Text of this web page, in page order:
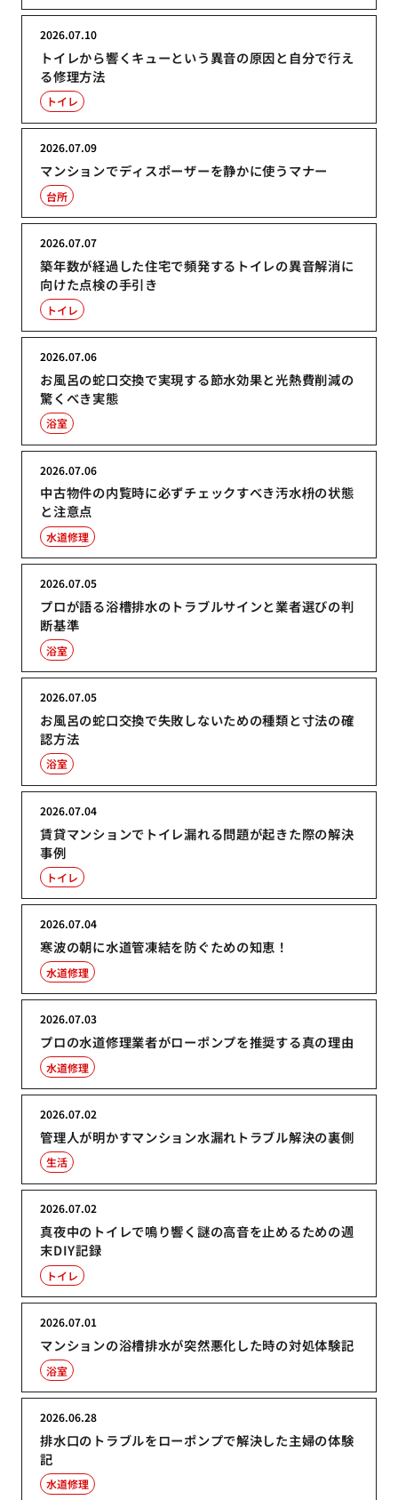
トイレから響くキューという異音の原因と自分で行え
る修理方法
2026.07.10
トイレ
マンションでディスポーザーを静かに使うマナー
2026.07.09
台所
築年数が経過した住宅で頻発するトイレの異音解消に
向けた点検の手引き
2026.07.07
トイレ
お風呂の蛇口交換で実現する節水効果と光熱費削減の
驚くべき実態
2026.07.06
浴室
中古物件の内覧時に必ずチェックすべき汚水枡の状態
と注意点
2026.07.06
水道修理
プロが語る浴槽排水のトラブルサインと業者選びの判
断基準
2026.07.05
浴室
お風呂の蛇口交換で失敗しないための種類と寸法の確
認方法
2026.07.05
浴室
賃貸マンションでトイレ漏れる問題が起きた際の解決
事例
2026.07.04
トイレ
寒波の朝に水道管凍結を防ぐための知恵！
2026.07.04
水道修理
プロの水道修理業者がローポンプを推奨する真の理由
2026.07.03
水道修理
管理人が明かすマンション水漏れトラブル解決の裏側
2026.07.02
生活
真夜中のトイレで鳴り響く謎の高音を止めるための週
末DIY記録
2026.07.02
トイレ
マンションの浴槽排水が突然悪化した時の対処体験記
2026.07.01
浴室
排水口のトラブルをローポンプで解決した主婦の体験
記
2026.06.28
水道修理